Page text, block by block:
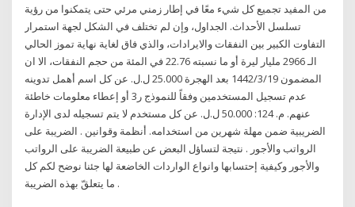
من المفيد تجميع كل شيء معًا في إطار زمني مرئي حتى يتمكنوا من رؤية
تسلسل الأحداث. الجداول، وإن لم تختلف في الشكل لجهة استمرار
التفاوت الكبير بين النفقات والايرادات، والذي فاق لغاية نهاية تموز الحالي
الـ 2966 مليار ليرة أو ما نسبته 22.76 في المئة من حجم النفقات، الا ان
المضمون 19‏‏/3‏‏/1442 بعد الهجرة 25.000 ل.ل. عن كل اسم أهمل تدوينه
عدم تسجيل المستخدمين وفقاً للنموذج ر3 أو إعطاء معلومات خاطئة
عنهم. م. 124: 50.000 ل.ل. عن كل مستخدم لا يتم تسجيله لدى الإدارة
الضريبية ضمن مهلة شهرين من استخدامه. أنظمة وقوانين . الضريبة على
الرواتب والأجور . نتيجة لتساؤل البعض عن طبيعة الضريبة على الرواتب
والأجور وكيفية إحتسابها وانواع الواردات الخاضعة لها جئنا نوضح لكم كل
ما يتعلقّ بهذه الضريبة .